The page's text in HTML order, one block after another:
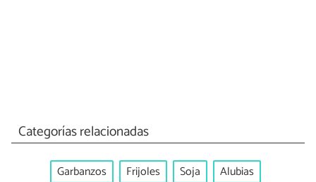
Categorías relacionadas
Garbanzos Frijoles Soja
Alubias